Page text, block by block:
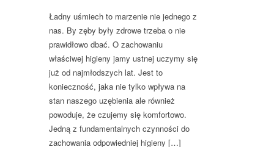
Ładny uśmiech to marzenie nie jednego z
nas. By zęby były zdrowe trzeba o nie
prawidłowo dbać. O zachowaniu
właściwej higieny jamy ustnej uczymy się
już od najmłodszych lat. Jest to
konieczność, jaka nie tylko wpływa na
stan naszego uzębienia ale również
powoduje, że czujemy się komfortowo.
Jedną z fundamentalnych czynności do
zachowania odpowiedniej higieny […]